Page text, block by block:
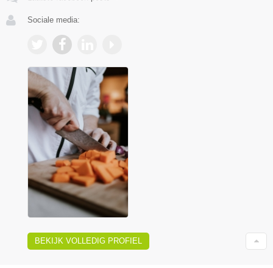
Sociale media:
BEKIJK VOLLEDIG PROFIEL